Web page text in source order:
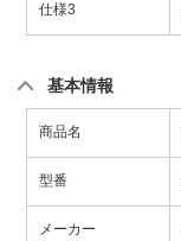
仕様3
基本情報
商品名
型番
メーカー